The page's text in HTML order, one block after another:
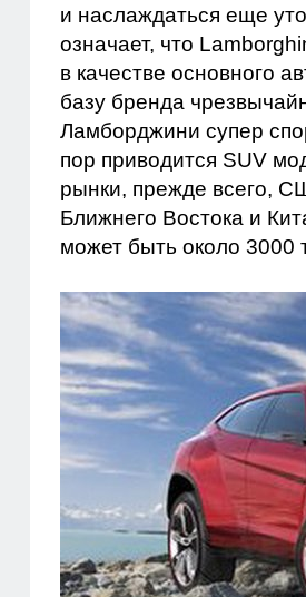
и наслаждаться еще
означает, что
в качестве основного
базу бренда
Ламборджини супер
пор приводится SUV
рынки, прежде всего,
Ближнего Востока и
может быть около 3000